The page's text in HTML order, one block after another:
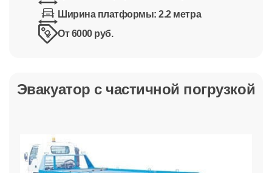
Ширина платформы:2.2 метра
От 6000 руб.
Эвакуатор с частичной погрузкой